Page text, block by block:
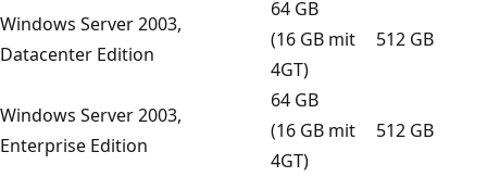
Windows Server 2003,
Datacenter Edition
64 GB
(16 GB mit
4GT)
512 GB
Windows Server 2003,
Enterprise Edition
64 GB
(16 GB mit
4GT)
512 GB